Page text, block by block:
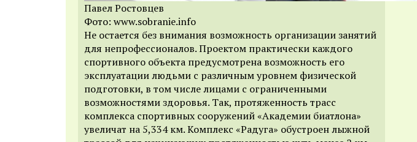
Павел Ростовцев
Фото: www.sobranie.info
Не остается без внимания возможность организации занятий
для непрофессионалов. Проектом практически каждого
спортивного объекта предусмотрена возможность его
эксплуатации людьми с различным уровнем физической
подготовки, в том числе лицами с ограниченными
возможностями здоровья. Так, протяженность трасс
комплекса спортивных сооружений «Академии биатлона»
увеличат на 5,334 км. Комплекс «Радуга» обустроен лыжной